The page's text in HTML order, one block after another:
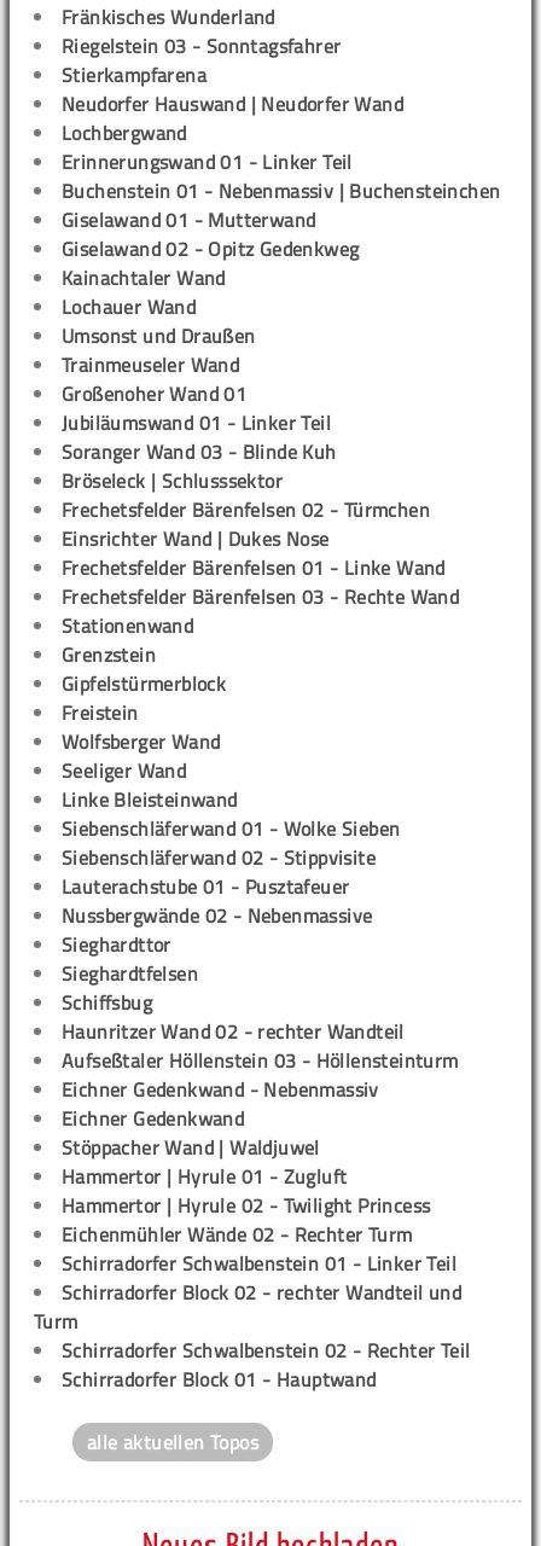
Fränkisches Wunderland
Riegelstein 03 - Sonntagsfahrer
Stierkampfarena
Neudorfer Hauswand | Neudorfer Wand
Lochbergwand
Erinnerungswand 01 - Linker Teil
Buchenstein 01 - Nebenmassiv | Buchensteinchen
Giselawand 01 - Mutterwand
Giselawand 02 - Opitz Gedenkweg
Kainachtaler Wand
Lochauer Wand
Umsonst und Draußen
Trainmeuseler Wand
Großenoher Wand 01
Jubiläumswand 01 - Linker Teil
Soranger Wand 03 - Blinde Kuh
Bröseleck | Schlusssektor
Frechetsfelder Bärenfelsen 02 - Türmchen
Einsrichter Wand | Dukes Nose
Frechetsfelder Bärenfelsen 01 - Linke Wand
Frechetsfelder Bärenfelsen 03 - Rechte Wand
Stationenwand
Grenzstein
Gipfelstürmerblock
Freistein
Wolfsberger Wand
Seeliger Wand
Linke Bleisteinwand
Siebenschläferwand 01 - Wolke Sieben
Siebenschläferwand 02 - Stippvisite
Lauterachstube 01 - Pusztafeuer
Nussbergwände 02 - Nebenmassive
Sieghardttor
Sieghardtfelsen
Schiffsbug
Haunritzer Wand 02 - rechter Wandteil
Aufseßtaler Höllenstein 03 - Höllensteinturm
Eichner Gedenkwand - Nebenmassiv
Eichner Gedenkwand
Stöppacher Wand | Waldjuwel
Hammertor | Hyrule 01 - Zugluft
Hammertor | Hyrule 02 - Twilight Princess
Eichenmühler Wände 02 - Rechter Turm
Schirradorfer Schwalbenstein 01 - Linker Teil
Schirradorfer Block 02 - rechter Wandteil und
Turm
Schirradorfer Schwalbenstein 02 - Rechter Teil
Schirradorfer Block 01 - Hauptwand
alle aktuellen Topos